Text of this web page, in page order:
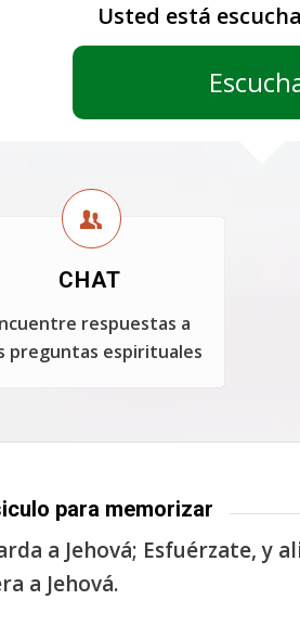
Usted está
CHAT
respuestas a
preguntas espirituales
para memorizar
a Jehová; Esfuérzate, y
a Jehová.